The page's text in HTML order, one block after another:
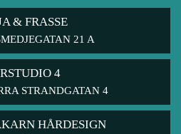
& FRASSE
21 A
4
STRANDGATAN 4
HÅRDESIGN